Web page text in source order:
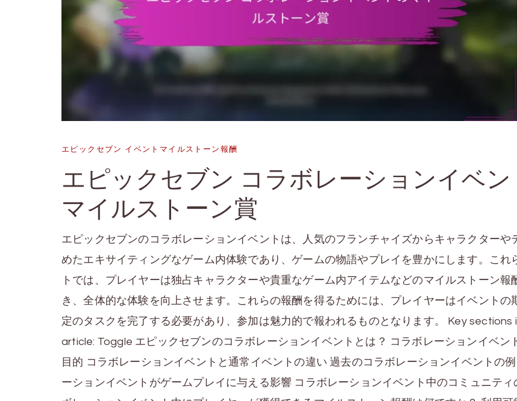
エピックセブン イベントマイルストーン報酬
エピックセブン コラボレーションイベ
マイルストーン賞
エピックセブンのコラボレーションイベントは、人気のフランチャイズからキャラクターや
めたエキサイティングなゲーム内体験であり、ゲームの物語やプレイを豊かにします。これ
トでは、プレイヤーは独占キャラクターや貴重なゲーム内アイテムなどのマイルストーン報
き、全体的な体験を向上させます。これらの報酬を得るためには、プレイヤーはイベントの
定のタスクを完了する必要があり、参加は魅力的で報われるものとなります。 Key sections
article: Toggle エピックセブンのコラボレーションイベントとは？ コラボレーションイベン
目的 コラボレーションイベントと通常イベントの違い 過去のコラボレーションイベントの
ーションイベントがゲームプレイに与える影響 コラボレーションイベント中のコミュニティ